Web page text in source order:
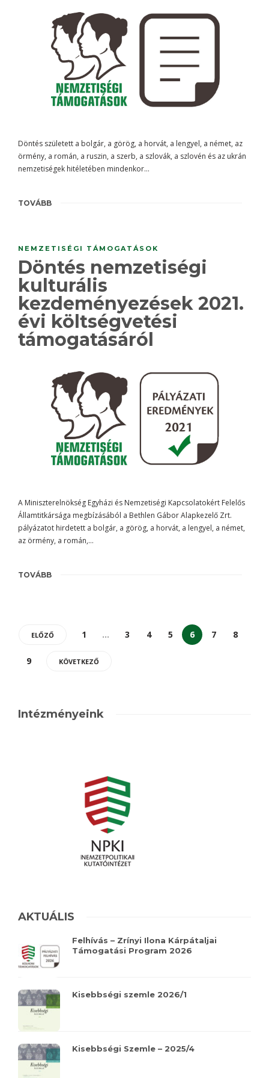
Döntés született a bolgár, a görög, a horvát, a lengyel, a német, az
örmény, a román, a ruszin, a szerb, a szlovák, a szlovén és az ukrán
nemzetiségek hitéletében mindenkor…
TOVÁBB
NEMZETISÉGI TÁMOGATÁSOK
Döntés nemzetiségi
kulturális
kezdeményezések 2021.
évi költségvetési
támogatásáról
A Miniszterelnökség Egyházi és Nemzetiségi Kapcsolatokért Felelős
Államtitkársága megbízásából a Bethlen Gábor Alapkezelő Zrt.
pályázatot hirdetett a bolgár, a görög, a horvát, a lengyel, a német,
az örmény, a román,…
TOVÁBB
ELŐZŐ 1 … 3 4 5 6 7 8
9 KÖVETKEZŐ
Intézményeink
AKTUÁLIS
Felhívás – Zrínyi Ilona Kárpátaljai
Támogatási Program 2026
Kisebbségi szemle 2026/1
Kisebbségi Szemle – 2025/4